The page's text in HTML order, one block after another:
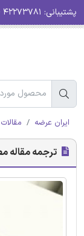
پشتیبانی:
ایران عرضه
ترجمه مقاله